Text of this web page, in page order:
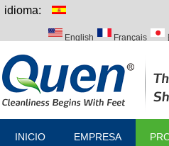
idioma:
English Français
INICIO EMPRESA